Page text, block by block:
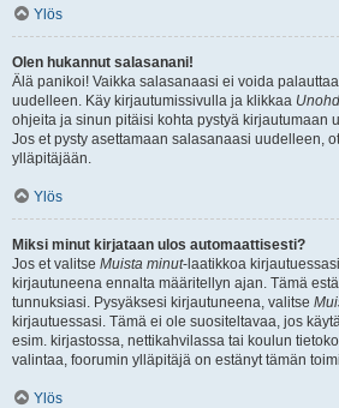
Ylös
Olen hukannut salasanani!
Älä panikoi! Vaikka salasanaasi ei voida
uudelleen. Käy kirjautumissivulla ja klikkaa
ohjeita ja sinun pitäisi kohta pystyä kirjautumaan
Jos et pysty asettamaan salasanaasi uudelleen,
ylläpitäjään.
Ylös
Miksi minut kirjataan ulos automaattisesti?
Jos et valitse Muista minut-laatikkoa
kirjautuneena ennalta määritellyn ajan. Tämä
tunnuksiasi. Pysyäksesi kirjautuneena, valitse
kirjautuessasi. Tämä ei ole suositeltavaa, jos
esim. kirjastossa, nettikahvilassa tai koulun
valintaa, foorumin ylläpitäjä on estänyt tämän
Ylös